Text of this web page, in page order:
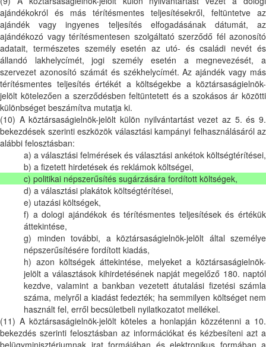
ajándékokról és más térítésmentes teljesítésekről, feltüntetve az
ajándék vagy ingyenes teljesítés elfogadásának dátumát, az
ajándékozó vagy térítésmentesen szolgáltató szerződő fél azonosító
adatait, természetes személy esetén az utó- és családi nevét és
állandó lakhelycímét, jogi személy esetén a megnevezését, a
szervezet azonosító számát és székhelycímét. Az ajándék vagy más
térítésmentes teljesítés értékét a költségekbe a köztársaságielnök-
jelölt kötelezően a szerződésben feltüntetett és a szokásos ár közötti
különbséget beszámítva mutatja ki.
(10) A köztársaságielnök-jelölt külön nyilvántartást vezet az 5. és 9.
bekezdések szerinti eszközök választási kampányi felhasználásáról az
alábbi felosztásban:
a) a választási felmérések és választási ankétok költségtérítései,
b) a fizetett hirdetések és reklámok költségei,
c) politikai népszerűsítés sugárzására fordított költségek,
d) a választási plakátok költségtérítései,
e) utazási költségek,
f) a dologi ajándékok és térítésmentes teljesítések és értékük
áttekintése,
g) minden további, a köztársaságielnök-jelölt által személye
népszerűsítésére fordított kiadás,
h) azon költségek áttekintése, melyeket a köztársaságielnök-
jelölt a választások kihirdetésének napját megelőző 180. naptól
kezdve, valamint a bankban vezetett átutalási fizetési számla
száma, melyről a kiadást fedezték; ha semmilyen költséget nem
használt fel, erről becsületbeli nyilatkozatot mellékel.
(11) A köztársaságielnök-jelölt köteles a honlapján közzétenni a 10.
bekezdés szerinti felosztásban az információkat és kézbesíteni azt a